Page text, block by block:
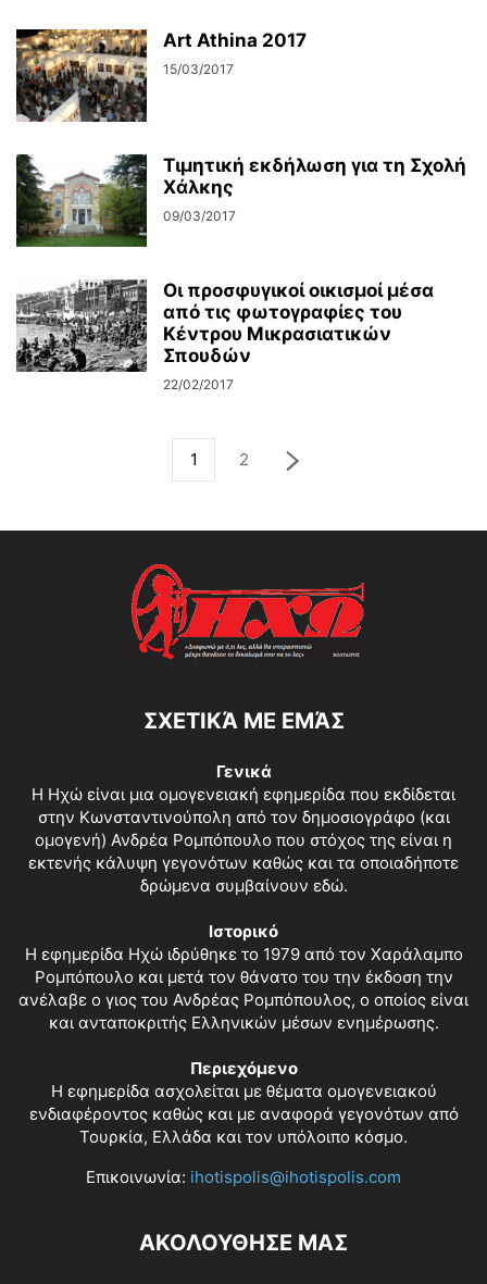
Art Athina 2017
15/03/2017
Τιμητική εκδήλωση για τη Σχολή
Χάλκης
09/03/2017
Οι προσφυγικοί οικισμοί μέσα
από τις φωτογραφίες του
Κέντρου Μικρασιατικών
Σπουδών
22/02/2017
1 2
ΣΧΕΤΙΚΆ ΜΕ ΕΜΆΣ
Γενικά
Η Ηχώ είναι μια ομογενειακή εφημερίδα που εκδίδεται
στην Κωνσταντινούπολη από τον δημοσιογράφο (και
ομογενή) Ανδρέα Ρομπόπουλο που στόχος της είναι η
εκτενής κάλυψη γεγονότων καθώς και τα οποιαδήποτε
δρώμενα συμβαίνουν εδώ.
Ιστορικό
Η εφημερίδα Ηχώ ιδρύθηκε το 1979 από τον Χαράλαμπο
Ρομπόπουλο και μετά τον θάνατο του την έκδοση την
ανέλαβε ο γιος του Ανδρέας Ρομπόπουλος, ο οποίος είναι
και ανταποκριτής Ελληνικών μέσων ενημέρωσης.
Περιεχόμενο
Η εφημερίδα ασχολείται με θέματα ομογενειακού
ενδιαφέροντος καθώς και με αναφορά γεγονότων από
Τουρκία, Ελλάδα και τον υπόλοιπο κόσμο.
Επικοινωνία: ihotispolis@ihotispolis.com
ΑΚΟΛΟΥΘΗΣΕ ΜΑΣ